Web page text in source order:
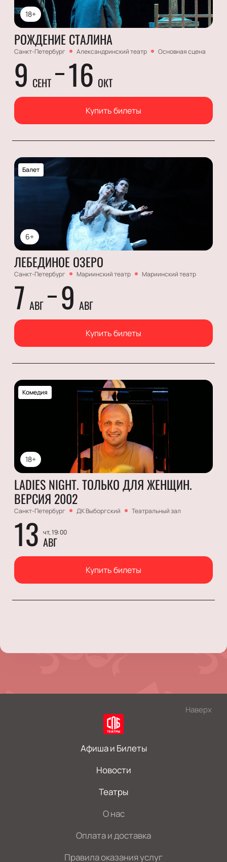
18+
РОЖДЕНИЕ СТАЛИНА
Санкт-Петербург Александринский театр Основная сцена
9 СЕНТ 16 ОКТ
Купить билеты
6+
Балет
ЛЕБЕДИНОЕ ОЗЕРО
Санкт-Петербург Мариинский театр Мариинский театр
7 АВГ 9 АВГ
Купить билеты
18+
Комедия
LADIES NIGHT. ТОЛЬКО ДЛЯ ЖЕНЩИН.
ВЕРСИЯ 2002
Санкт-Петербург ДК Выборгский Театральный зал
13 чт, 19:00
АВГ
Купить билеты
Наверх
Афиша и Билеты
Новости
Театры
О нас
Оплата и доставка
Правила оказания услуг